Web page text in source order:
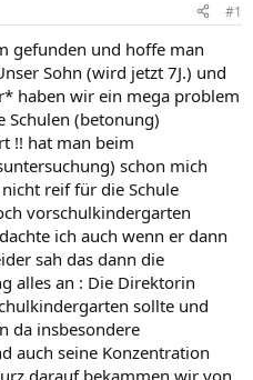
#1
gefunden und hoffe man
Sohn (wird jetzt 7J.) und
haben wir ein mega problem
Schulen (betonung)
!! hat man beim
schon mich
reif für die Schule
vorschulkindergarten
ich auch wenn er dann
sah das dann die
alles an : Die Direktorin
sollte und
da insbesondere
auch seine Konzentration
darauf bekammen wir von